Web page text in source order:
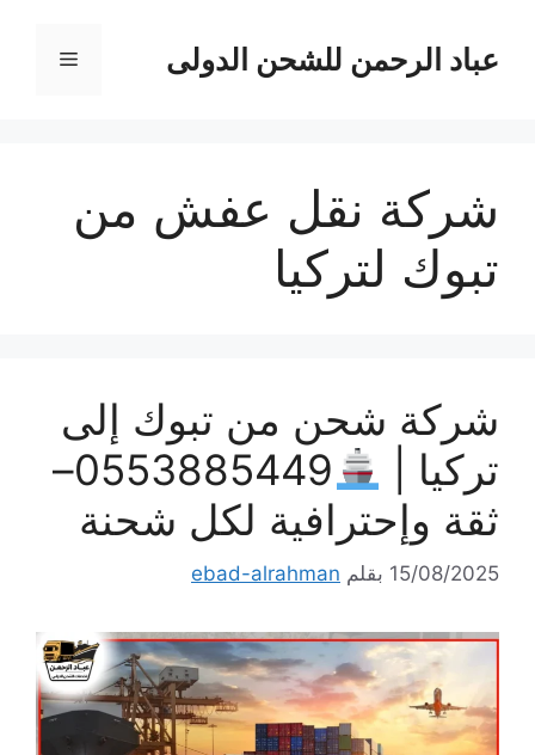
المحتوىعباد الرحمن للشحن الدولى القائمة
شركة نقل عفش من
تبوك لتركيا
شركة شحن من تبوك إلى
تركيا |
0553885449–
ثقة وإحترافية لكل شحنة
15/08/2025 بقلم ebad-alrahman